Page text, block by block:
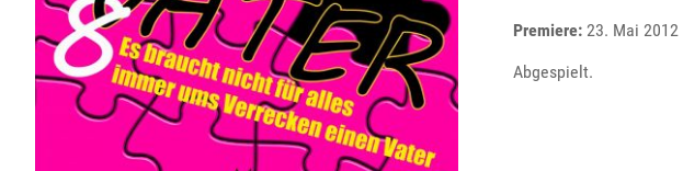
Premiere: 23. Mai 2012
Abgespielt.